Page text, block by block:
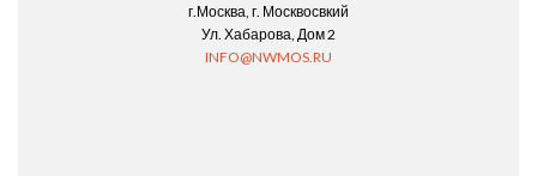
г.Москва, г. Москвосвкий
Ул. Хабарова, Дом 2
INFO@NWMOS.RU